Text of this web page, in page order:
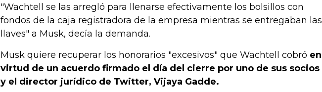
"Wachtell se las arregló para llenarse efectivamente los bolsillos con
fondos de la caja registradora de la empresa mientras se entregaban las
llaves" a Musk, decía la demanda.
Musk quiere recuperar los honorarios "excesivos" que Wachtell cobró en
virtud de un acuerdo firmado el día del cierre por uno de sus socios
y el director jurídico de Twitter, Vijaya Gadde.